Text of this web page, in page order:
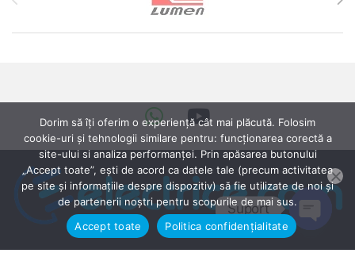
Dorim să îți oferim o experiență cât mai plăcută. Folosim
cookie-uri și tehnologii similare pentru: funcționarea corectă a
site-ului si analiza performanței. Prin apăsarea butonului
„Accept toate”, ești de acord ca datele tale (precum activitatea
pe site și informațiile despre dispozitiv) să fie utilizate de noi și
de partenerii noștri pentru scopurile de mai sus.
Accept toate
Politica confidențialitate
Suport